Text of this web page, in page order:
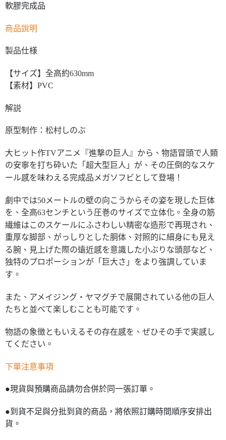
軟膠完成品
商品說明
製品仕様
【サイズ】全高約630mm
【素材】PVC
解説
原型制作：松村しのぶ
大ヒット作TVアニメ『進撃の巨人』から、物語冒頭で人類
の安寧を打ち砕いた「超大型巨人」が、その圧倒的なスケ
ール感を味わえる完成品メガソフビとして登場！
劇中では50メートルの壁の向こうからその姿を現した巨体
を、全高63センチという圧巻のサイズで立体化。全身の筋
繊維はこのスケールにふさわしい精密な造形で再現され、
重厚な脚部、がっしりとした胴体、対照的に細身にも見え
る腕、見上げた際の遠近感を意識した小ぶりな頭部など、
独特のプロポーションが「巨大さ」をより強調していま
す。
また、アメイジング・ヤマグチで展開されている他の巨人
たちと並べて楽しむことも可能です。
物語の象徴ともいえるその存在感を、ぜひその手で実感し
てください。
下單注意事項
●現貨與預購商品請勿合併於同一張訂單。
●到貨不足與分批到貨的商品，將依照訂購時間順序安排出
貨。